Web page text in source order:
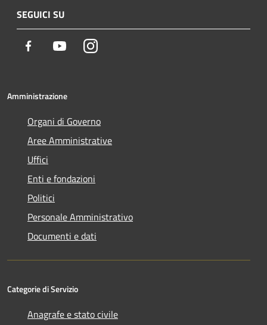
SEGUICI SU
Facebook YoutubeInstagram
Amministrazione
Organi di Governo
Aree Amministrative
Uffici
Enti e fondazioni
Politici
Personale Amministrativo
Documenti e dati
Categorie di Servizio
Anagrafe e stato civile